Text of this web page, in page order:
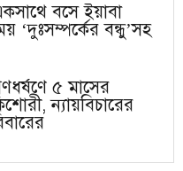
বসে ইয়াবা
‘দুঃসম্পর্কের বন্ধু’সহ
৫ মাসের
ন্যায়বিচারের